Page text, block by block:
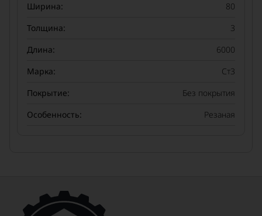
Ширина:
80
Толщина:
3
Длина:
6000
Марка:
Ст3
Покрытие:
Без покрытия
Особенность:
Резаная